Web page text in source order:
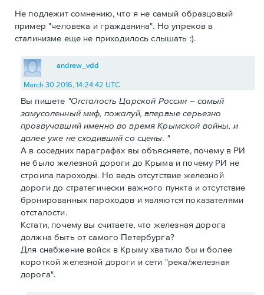
Не подлежит сомнению, что я не самый образцовый
пример "человека и гражданина". Но упреков в
сталинизме еще не приходилось слышать :).
andrew_vdd
March 30 2016, 14:24:42 UTC
Вы пишете "Отсталость Царской России – самый
замусоленный миф, пожалуй, впервые серьезно
прозвучавший именно во время Крымской войны, и
далее уже не сходивший со сцены. "
А в соседних параграфах вы объясняете, почему в РИ
не было железной дороги до Крыма и почему РИ не
строила пароходы. Но ведь отсутствие железной
дороги до стратегически важного пункта и отсутствие
бронированных пароходов и являются показателями
отсталости.
Кстати, почему вы считаете, что железная дорога
должна быть от самого Петербурга?
Для снабжение войск в Крыму хватило бы и более
короткой железной дороги и сети "река/железная
дорога".